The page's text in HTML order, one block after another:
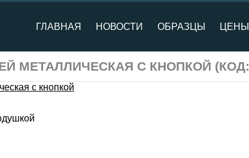
ГЛАВНАЯ НОВОСТИ ОБРАЗЦЫ ЦЕНЫ
МЕТАЛЛИЧЕСКАЯ С КНОПКОЙ (КОД: